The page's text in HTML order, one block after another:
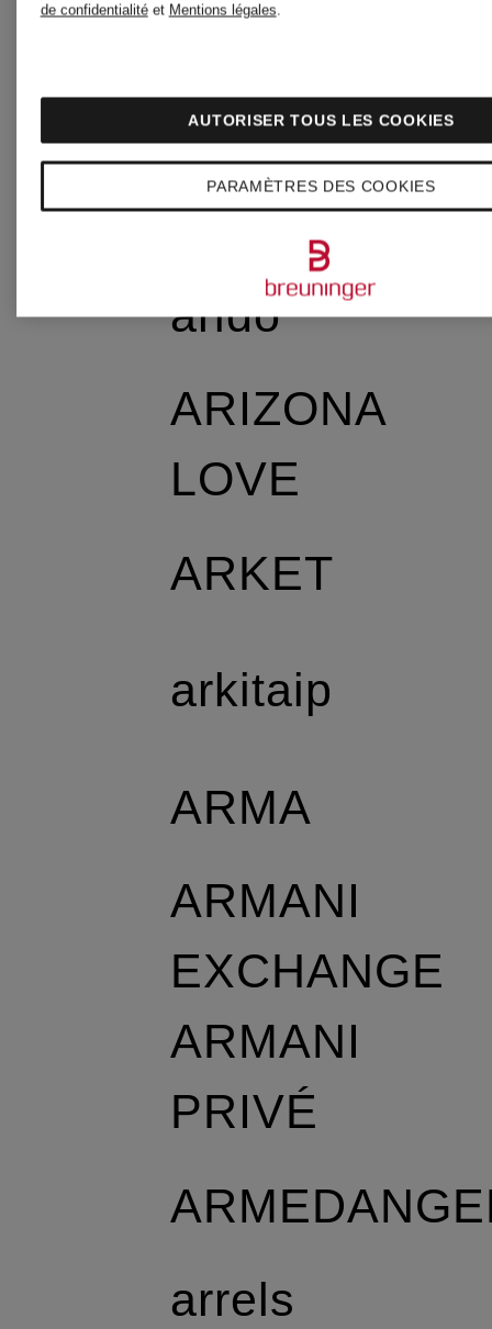
ariane ernst
arido
ARIZONA
LOVE
ARKET
arkitaip
ARMA
ARMANI
EXCHANGE
ARMANI
PRIVÉ
arrels
de confidentialitéet Mentions légales.
PARAMÈTRES DES COOKIES
AUTORISER TOUS LES COOKIES